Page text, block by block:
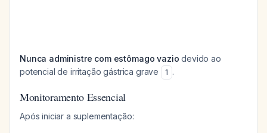
Nunca administre com estômago vazio devido ao
potencial de irritação gástrica grave
1 .
Monitoramento Essencial
Após iniciar a suplementação: